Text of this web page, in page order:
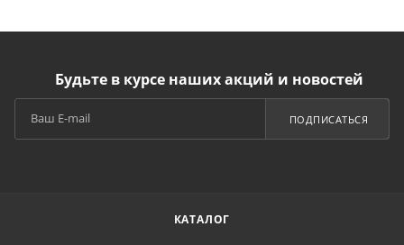
Будьте в курсе наших акций и новостей
ПОДПИСАТЬСЯ
КАТАЛОГ